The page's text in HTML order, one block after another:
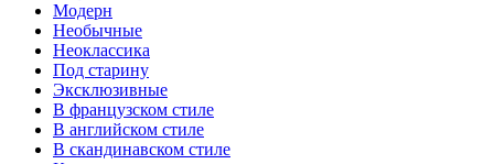
Модерн
Необычные
Неоклассика
Под старину
Эксклюзивные
В французском стиле
В английском стиле
В скандинавском стиле